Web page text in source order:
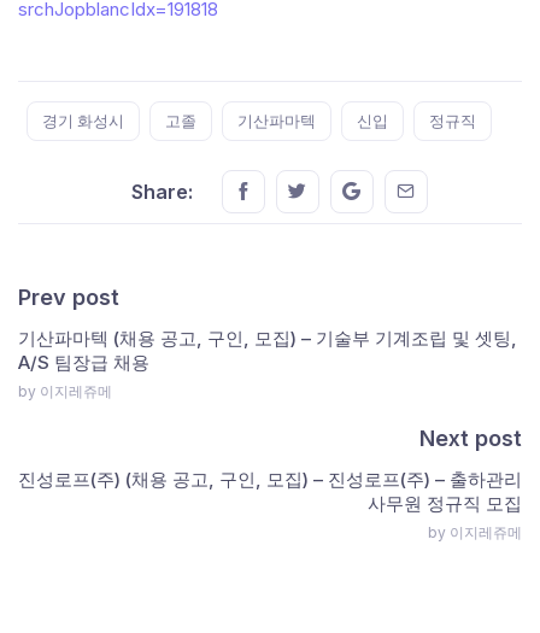
srchJopblancIdx=191818
경기 화성시 고졸 기산파마텍 신입 정규직
Share: Share this on FaceBook
Share this on Twitter
Share this on GMail
Share this on
Prev post
기산파마텍 (채용 공고, 구인, 모집) – 기술부 기계조립 및 셋팅,
A/S 팀장급 채용
by 이지레쥬메
Next post
진성로프(주) (채용 공고, 구인, 모집) – 진성로프(주) – 출하관리
사무원 정규직 모집
by 이지레쥬메